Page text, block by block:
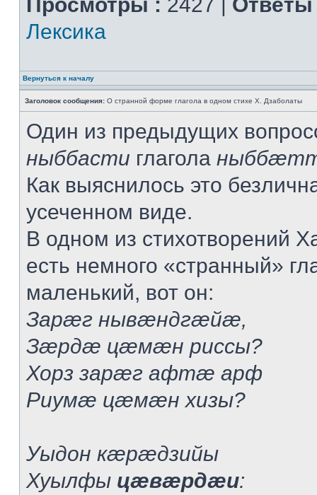
Лексика
Вернуться к началу
Заголовок сообщения: О странной форме глагола в одном стихе Х. Дзаболаты
Один из предыдущих
ныббасти глагола
Как выяснилось это
усеченном виде.
В одном из стихотворений
есть немного «странный»
маленький, вот он:
Зарæг нывæндгæйæ,
Зæрдæ цæмæн риссы?
Хорз зарæг афтæ арф
Риумæ цæмæн хизы?
Уыдон кæрæдзийы
Хуылфы цæвæрдæи: